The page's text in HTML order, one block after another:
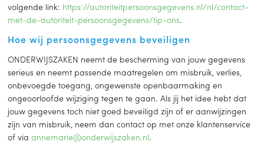
volgende link: https://autoriteitpersoonsgegevens.nl/nl/contact-
met-de-autoriteit-persoonsgegevens/tip-ons.
Hoe wij persoonsgegevens beveiligen
ONDERWIJSZAKEN neemt de bescherming van jouw gegevens
serieus en neemt passende maatregelen om misbruik, verlies,
onbevoegde toegang, ongewenste openbaarmaking en
ongeoorloofde wijziging tegen te gaan. Als jij het idee hebt dat
jouw gegevens toch niet goed beveiligd zijn of er aanwijzingen
zijn van misbruik, neem dan contact op met onze klantenservice
of viaannemarie@onderwijszaken.nl.